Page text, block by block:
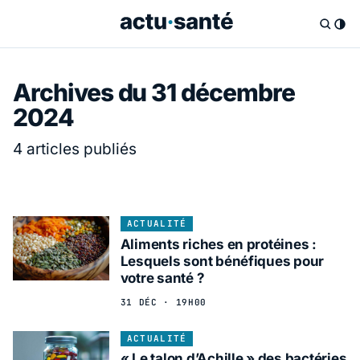
Archives du 31 décembre
2024
4 articles publiés
ACTUALITÉ
Aliments riches en protéines :
Lesquels sont bénéfiques pour
votre santé ?
31 DÉC · 19H00
ACTUALITÉ